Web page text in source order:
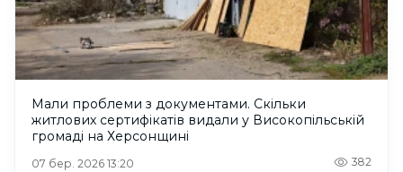
Мали проблеми з документами. Скільки
житлових сертифікатів видали у Високопільській
громаді на Херсонщині
07 бер. 2026 13:20 382